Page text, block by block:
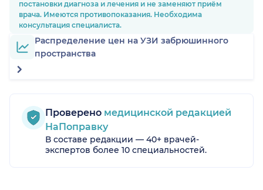
постановки диагноза и лечения и не заменяют приём
врача. Имеются противопоказания. Необходима
консультация специалиста.
Распределение цен на УЗИ забрюшинного
пространства
Проверено медицинской редакцией
НаПоправку
В составе редакции — 40+ врачей-
экспертов более 10 специальностей.